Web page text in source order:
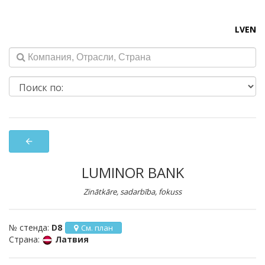
LVEN
arrow_back
LUMINOR BANK
Zinātkāre, sadarbība, fokuss
№ стенда: D8 См. план
Страна: Латвия